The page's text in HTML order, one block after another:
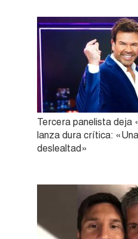
Tercera panelista deja
lanza dura crítica:
deslealtad»